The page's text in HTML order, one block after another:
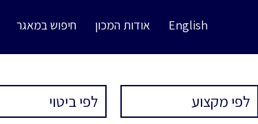
English אודות המכון חיפוש במאגר